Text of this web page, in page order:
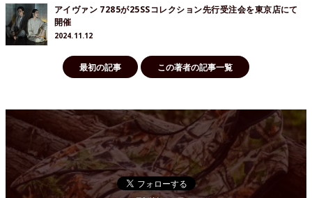
アイヴァン 7285が25SSコレクション先行受注会を東京店にて
開催
2024.11.12
最初の記事 この著者の記事一覧